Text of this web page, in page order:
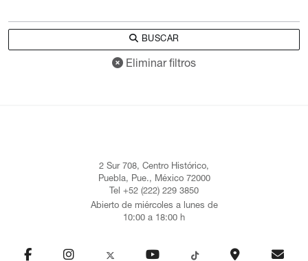
BUSCAR
Eliminar filtros
2 Sur 708, Centro Histórico,
Puebla, Pue., México 72000
Tel +52 (222) 229 3850
Abierto de miércoles a lunes de
10:00 a 18:00 h